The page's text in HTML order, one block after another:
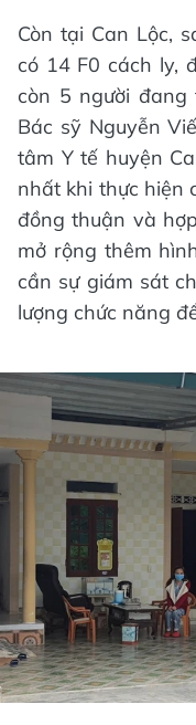
Còn tại Can Lộc,
có 14 F0 cách ly,
còn 5 người đang
Bác sỹ Nguyễn
tâm Y tế huyện
nhất khi thực hiện
đồng thuận và
mở rộng thêm
cần sự giám sát
lượng chức năng